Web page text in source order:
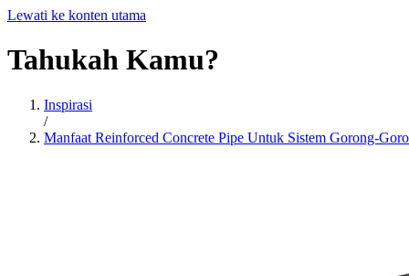
Lewati ke konten utama
Tahukah Kamu?
Inspirasi
/
Manfaat Reinforced Concrete Pipe Untuk Sistem Gorong-